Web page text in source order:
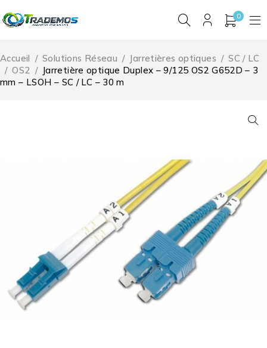
0
Accueil / Solutions Réseau / Jarretières optiques / SC / LC
/ OS2 / Jarretière optique Duplex – 9/125 OS2 G652D – 3
mm – LSOH – SC / LC – 30 m